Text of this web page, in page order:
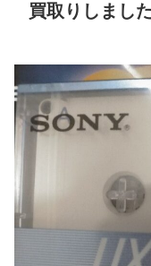
買取りしまし